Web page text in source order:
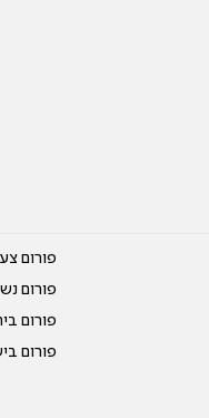
פורום
פורום
פורום
פורום